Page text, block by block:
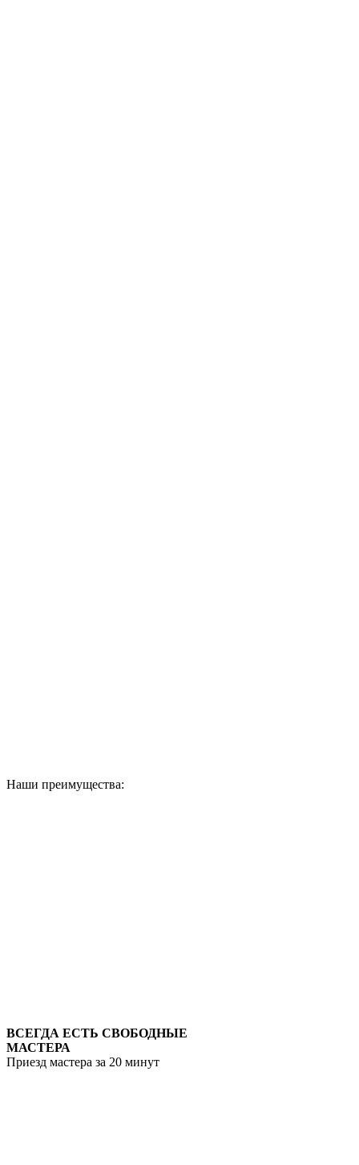
Наши преимущества:
ВСЕГДА ЕСТЬ СВОБОДНЫЕ
МАСТЕРА
Приезд мастера за 20 минут